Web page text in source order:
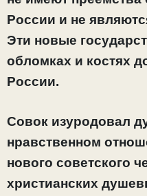
России и не
Эти новые
обломках и костях
России.
Совок изуродовал
нравственном
нового советского
христианских